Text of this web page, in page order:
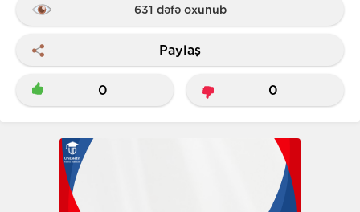
631 dəfə oxunub
Paylaş
0 0